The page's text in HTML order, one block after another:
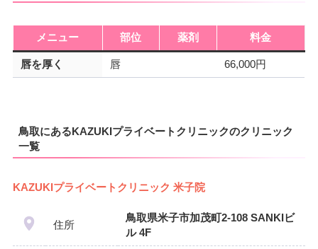
メニュー 部位 薬剤 料金
唇を厚く 唇 66,000円
鳥取にあるKAZUKIプライベートクリニックのクリニック
一覧
KAZUKIプライベートクリニック 米子院
住所
鳥取県米子市加茂町2-108 SANKIビ
ル 4F